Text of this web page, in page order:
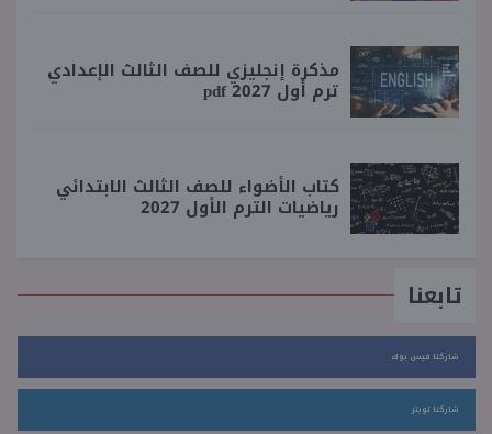
مذكرة إنجليزي للصف الثالث الإعدادي
ترم أول 2027 pdf
كتاب الأضواء للصف الثالث الابتدائي
رياضيات الترم الأول 2027
تابعنا
شاركنا فيس بوك
شاركنا تويتر